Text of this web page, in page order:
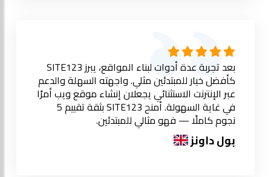
بعد تجربة عدة أدوات لبناء المواقع، يبرز SITE123
كأفضل خيار للمبتدئين مثلي. واجهته السهلة والدعم
عبر الإنترنت الاستثنائي يجعلان إنشاء موقع ويب أمرًا
في غاية السهولة. أمنح SITE123 بثقة تقييم 5
نجوم كاملًا — فهو مثالي للمبتدئين.
بول داونز